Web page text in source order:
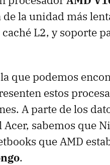
de la unidad más
L2, y soporte
que podemos
estos
A parte de los
sabemos que
queAMD
.